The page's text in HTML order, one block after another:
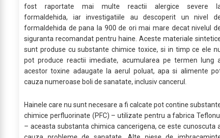
fost raportate mai multe reactii alergice severe
formaldehida, iar investigatiile au descoperit un nivel
formaldehida de pana la 900 de ori mai mare decat nivelul
siguranta recomandat pentru haine. Aceste materiale
sunt produse cu substante chimice toxice, si in timp ce ele
pot produce reactii imediate, acumularea pe termen lung
acestor toxine adaugate la aerul poluat, apa si alimente
cauza numeroase boli de sanatate, inclusiv cancerul.
Hainele care nu sunt necesare a fi calcate pot contine
chimice perfluorinate (PFC) – utilizate pentru a fabrica
– aceasta substanta chimica cancerigena, ce este cunoscuta